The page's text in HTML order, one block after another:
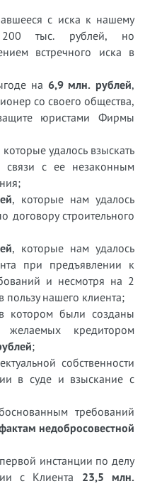
с иска к нашему
тыс. рублей, но
встречного иска в
на 6,9 млн. рублей,
со своего общества,
юристами Фирмы
которые удалось взыскать
с ее незаконным
, которые нам удалось
договору строительного
, которые нам удалось
при предъявлении к
и несмотря на 2
пользу нашего клиента;
котором были созданы
кредитором
;
собственности
в суде и взыскание с
требований
недобросовестной
инстанции по делу
с Клиента 23,5 млн.